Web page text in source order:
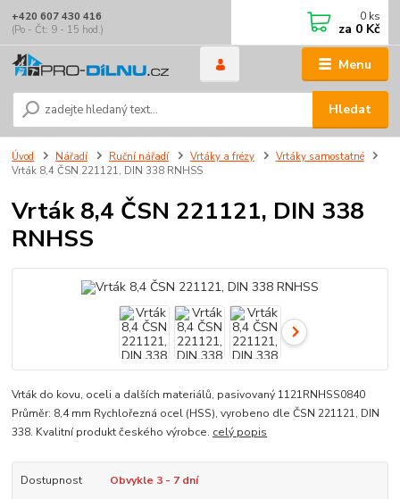
Menu
Hledat
+420 607 430 416
(Po - Čt: 9 - 15 hod.)
0 ks
za 0 Kč
Úvod Nářadí Ruční nářadí Vrtáky a frézy
Vrtáky samostatné
Vrták 8,4 ČSN 221121, DIN 338 RNHSS
Vrták 8,4 ČSN 221121, DIN 338
RNHSS
Vrták do kovu, oceli a dalších materiálů, pasivovaný 1121RNHSS0840
Průměr: 8,4 mm Rychlořezná ocel (HSS), vyrobeno dle ČSN 221121, DIN
338. Kvalitní produkt českého výrobce. celý popis
Dostupnost Obvykle 3 - 7 dní